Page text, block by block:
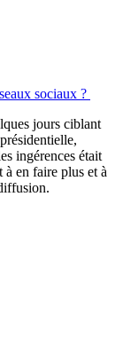
sociaux ?
jours ciblant
ingérences était
en faire plus et à